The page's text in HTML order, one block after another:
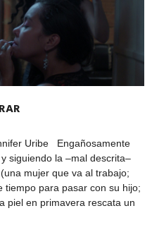
Uribe Engañosamente
siguiendo la –mal descrita–
mujer que va al trabajo;
tiempo para pasar con su hijo;
piel en primavera rescata un